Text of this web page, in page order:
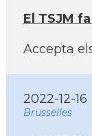
El TSJM
Accepta
2022-12-16
Brusselles